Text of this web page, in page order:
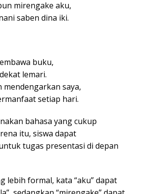
mirengake aku,
saben dina iki.
buku,
lemari.
mendengarkan saya,
setiap hari.
bahasa yang cukup
itu, siswa dapat
tugas presentasi di depan
lebih formal, kata “aku” dapat